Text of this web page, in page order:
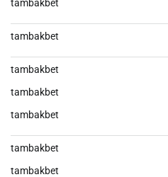
tambakbet
tambakbet
tambakbet
tambakbet
tambakbet
tambakbet
tambakbet